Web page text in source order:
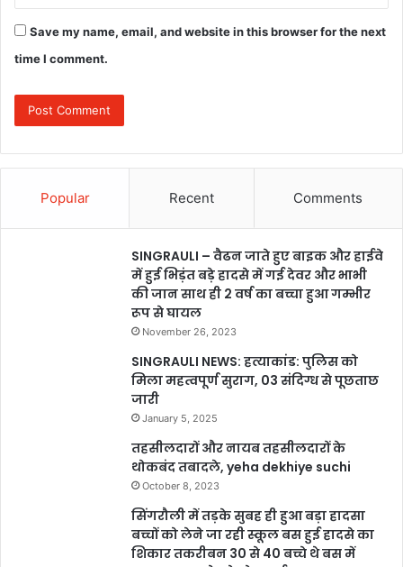
Save my name, email, and website in this browser for the next
time I comment.
Popular Recent Comments
SINGRAULI – वैढन जाते हुए बाइक और हाईवे
में हुई भिड़ंत बड़े हादसे में गई देवर और भाभी
की जान साथ ही 2 वर्ष का बच्चा हुआ गम्भीर
रूप से घायल
November 26, 2023
SINGRAULI NEWS: हत्याकांड: पुलिस को
मिला महत्वपूर्ण सुराग, 03 संदिग्ध से पूछताछ
जारी
January 5, 2025
तहसीलदारों और नायब तहसीलदारों के
थोकबंद तबादले, yeha dekhiye suchi
October 8, 2023
सिंगरौली में तड़के सुबह ही हुआ बड़ा हादसा
बच्चों को लेने जा रही स्कूल बस हुई हादसे का
शिकार तकरीबन 30 से 40 बच्चे थे बस में